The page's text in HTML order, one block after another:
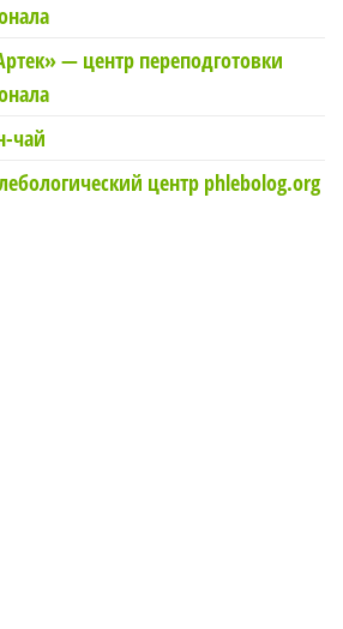
— центр переподготовки
чай
центр phlebolog.org